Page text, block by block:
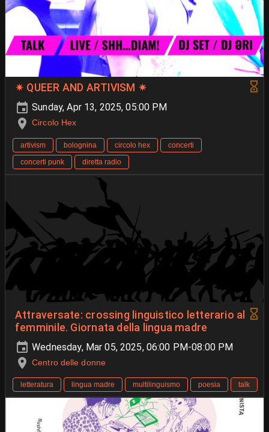
✷ QUEER AND ARTIVISM ✷
Sunday, Apr 13, 2025, 05:00 PM
Circolo Hex
artivism bolognina circolo hex
concerti
concerti punk
diretta radio
Attraversate: crossing linguistico letterario al
femminile. Giornata della lingua madre
Wednesday, Mar 05, 2025, 06:00 PM-08:00 PM
Centro delle donne
letteratura lingua madre multilinguismo poesia talk